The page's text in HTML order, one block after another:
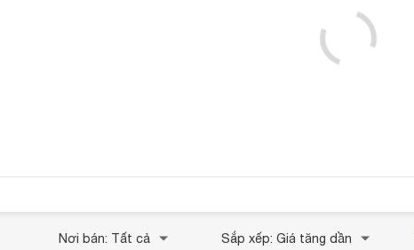
Nơi bán: Tất cả Sắp xếp: Giá tăng dần